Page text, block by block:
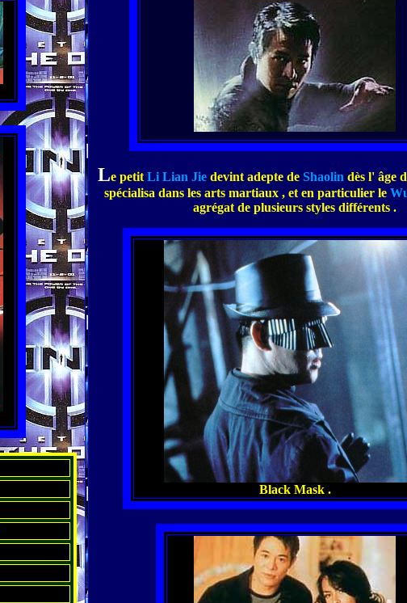
Le petit Li Lian Jiedevint adepte de Shaolin dès l' âge
spécialisa dans les arts martiaux , et en particulier le
agrégat de plusieurs styles différents .
Black Mask .